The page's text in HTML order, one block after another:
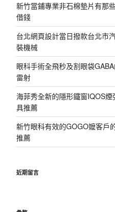
新竹當鋪專業非石棉墊片有那
借錢
台北網頁設計當日撥款台北市
裝機械
眼科手術全飛秒及割眼袋
雷射
海菲秀全新的隱形鐵窗IQOS
具推薦
新竹眼科有效的GOGO嬤客戶
推薦
近期留言